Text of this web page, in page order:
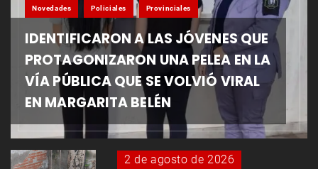
Novedades Policiales Provinciales
IDENTIFICARON A LAS JÓVENES QUE
PROTAGONIZARON UNA PELEA EN LA
VÍA PÚBLICA QUE SE VOLVIÓ VIRAL
EN MARGARITA BELÉN
2 de agosto de 2026